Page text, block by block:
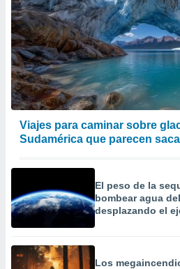
Viajes para caminar sobre
Sudamérica que parecen
El peso de la
bombear agua
desplazando el
Los